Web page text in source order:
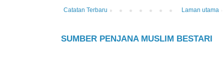
Catatan Terbaru Laman utama
SUMBER PENJANA MUSLIM BESTARI